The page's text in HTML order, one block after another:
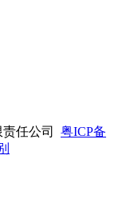
责任公司 粤ICP备